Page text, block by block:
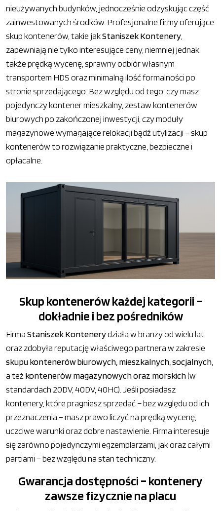
nieużywanych budynków, jednocześnie odzyskując część
zainwestowanych środków. Profesjonalne firmy oferujące
skup kontenerów, takie jakStaniszek Kontenery
zapewniają nie tylko interesujące ceny, niemniej jednak
także prędką wycenę, sprawny odbiór własnym
transportem HDS oraz minimalną ilość formalności po
stronie sprzedającego. Bez względu od tego, czy masz
pojedynczy kontener mieszkalny, zestaw kontenerów
biurowych po zakończonej inwestycji, czy moduły
magazynowe wymagające relokacji bądź utylizacji – skup
kontenerów to rozwiązanie praktyczne, bezpieczne i
opłacalne.
Skup kontenerów każdej kategorii –
dokładnie i bez pośredników
FirmaStaniszek Kontenerydziała w branży od wielu lat
oraz zdobyła reputację właściwego partnera w zakresie
skupu kontenerów biurowych, mieszkalnych, socjalnych
a też kontenerów magazynowych oraz morskich(w
standardach 20DV, 40DV, 40HC). Jeśli posiadasz
kontenery, które pragniesz sprzedać – bez względu od ich
przeznaczenia – masz prawo liczyć na prędką wycenę,
uczciwe warunki oraz dobre nastawienie. Firma interesuje
się zarówno pojedynczymi egzemplarzami, jak oraz całymi
partiami – bez względu na stan techniczny.
Gwarancja dostępności – kontenery
zawsze fizycznie na placu